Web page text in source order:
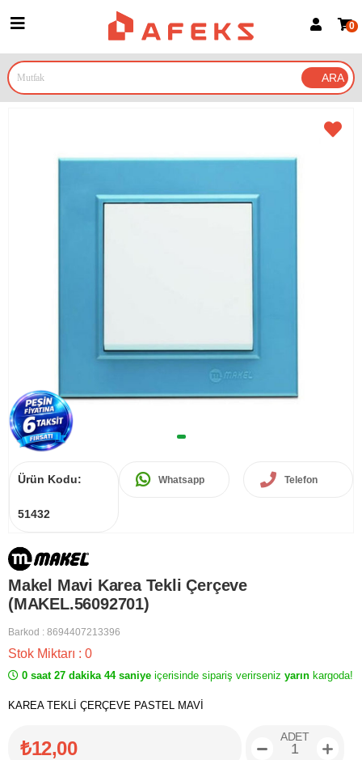
Google İle Bağlan
0
Ürün Kodu:
51432
Whatsapp Telefon
Makel Mavi Karea Tekli Çerçeve
(MAKEL.56092701)
Barkod : 8694407213396
Stok Miktarı : 0
0 saat 27 dakika 44 saniye içerisinde sipariş verirseniz yarın kargoda!
KAREA TEKLİ ÇERÇEVE PASTEL MAVİ
₺12,00
ADET